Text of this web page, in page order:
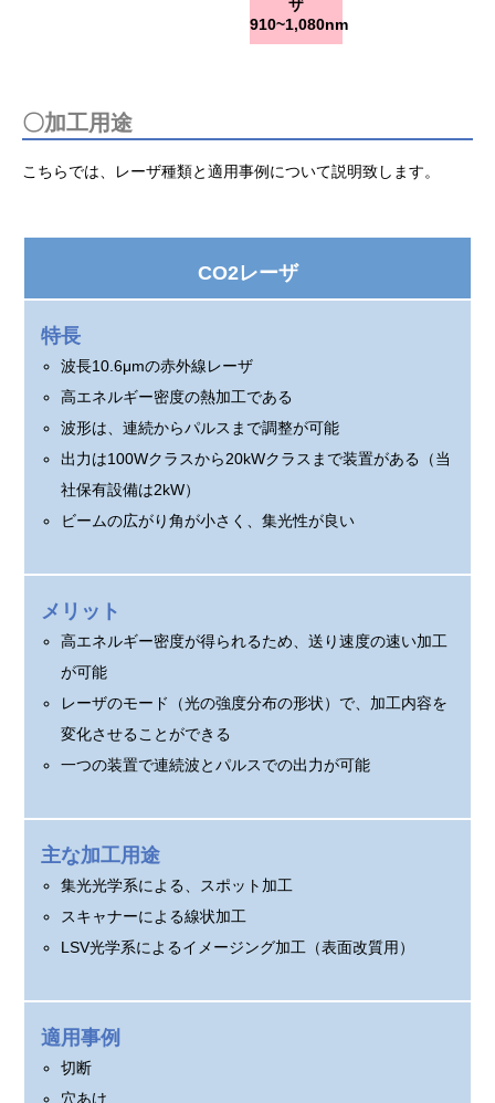
ザ
910~1,080nm
〇加工用途
こちらでは、レーザ種類と適用事例について説明致します。
CO2レーザ
特長
波長10.6μmの赤外線レーザ
高エネルギー密度の熱加工である
波形は、連続からパルスまで調整が可能
出力は100Wクラスから20kWクラスまで装置がある（当
社保有設備は2kW）
ビームの広がり角が小さく、集光性が良い
メリット
高エネルギー密度が得られるため、送り速度の速い加工
が可能
レーザのモード（光の強度分布の形状）で、加工内容を
変化させることができる
一つの装置で連続波とパルスでの出力が可能
主な加工用途
集光光学系による、スポット加工
スキャナーによる線状加工
LSV光学系によるイメージング加工（表面改質用）
適用事例
切断
穴あけ